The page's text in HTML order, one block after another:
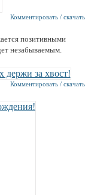
Комментировать / скачать
позитивными
незабываемым.
Комментировать / скачать